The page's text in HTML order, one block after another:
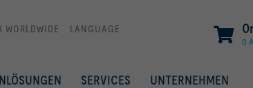
WORLDWIDE LANGUAGE
0
SERVICES UNTERNEHMEN